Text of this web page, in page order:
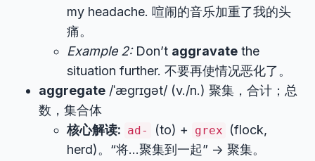
my headache. 喧闹的音乐加重了我的头
痛。
Example 2:Don’t aggravate the
situation further. 不要再使情况恶化了。
aggregate /ˈæɡrɪɡət/ (v./n.) 聚集，合计；总
数，集合体
核心解读: ad- (to) + grex
(flock,
herd)。“将…聚集到一起” -> 聚集。